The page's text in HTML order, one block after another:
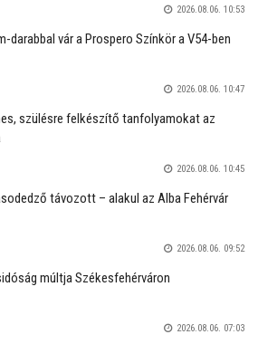
2026.08.06. 10:53
darabbal vár a Prospero Színkör a V54-ben
2026.08.06. 10:47
szülésre felkészítő tanfolyamokat az
2026.08.06. 10:45
távozott – alakul az Alba Fehérvár
2026.08.06. 09:52
múltja Székesfehérváron
2026.08.06. 07:03